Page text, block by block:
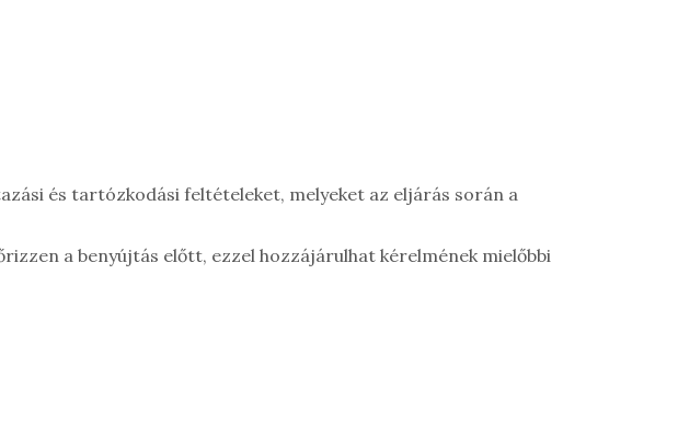
és tartózkodási feltételeket, melyeket az eljárás során a
a benyújtás előtt, ezzel hozzájárulhat kérelmének mielőbbi